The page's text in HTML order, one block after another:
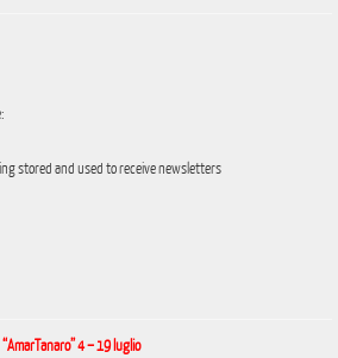
stored and used to receive newsletters
“AmarTanaro” 4 – 19 luglio